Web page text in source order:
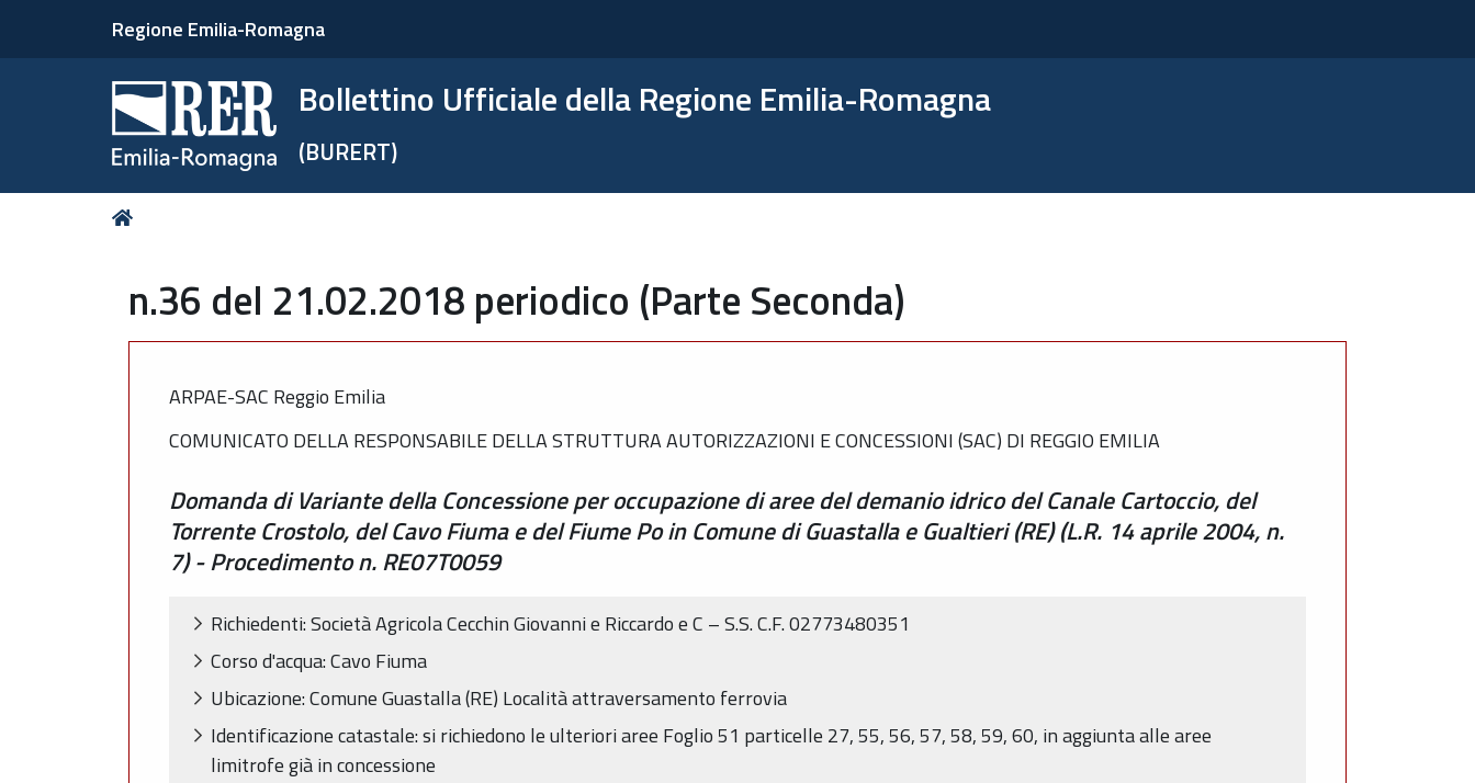
Regione Emilia-Romagna
Bollettino Ufficiale della Regione Emilia-Romagna
(BURERT)
Tu
n.36 del 21.02.2018 periodico (Parte Seconda)
ARPAE-SAC Reggio Emilia
COMUNICATO DELLA RESPONSABILE DELLA STRUTTURA AUTORIZZAZIONI E CONCESSIONI (SAC) DI REGGIO EMILIA
Domanda di Variante della Concessione per occupazione di aree del demanio idrico del Canale Cartoccio, del
Torrente Crostolo, del Cavo Fiuma e del Fiume Po in Comune di Guastalla e Gualtieri (RE) (L.R. 14 aprile 2004, n.
7) - Procedimento n. RE07T0059
Richiedenti: Società Agricola Cecchin Giovanni e Riccardo e C – S.S. C.F. 02773480351
Corso d'acqua: Cavo Fiuma
Ubicazione: Comune Guastalla (RE) Località attraversamento ferrovia
Identificazione catastale: si richiedono le ulteriori aree Foglio 51 particelle 27, 55, 56, 57, 58, 59, 60, in aggiunta alle aree
limitrofe già in concessione